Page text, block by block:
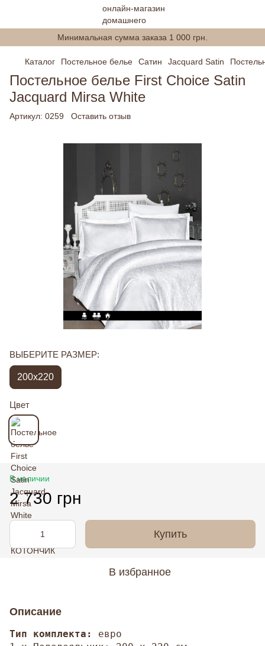
Минимальная сумма заказа 1 000 грн.
Каталог Постельное белье Сатин Jacquard Satin
Постельное белье First Choice Satin
Jacquard Mirsa White
Артикул: 0259 Оставить отзыв
ВЫБЕРИТЕ РАЗМЕР:
200x220
Цвет
В наличии
2 730 грн
Купить
В избранное
Описание
Тип комплекта:
евро